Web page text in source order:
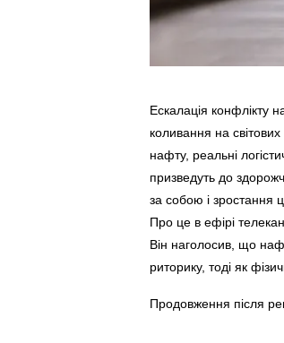
Ескалація конфлікту
коливання на
нафту, реальні
призведуть до
за собою і зростання
Про це в ефірі
Він наголосив, що
риторику, тоді як
Продовження після